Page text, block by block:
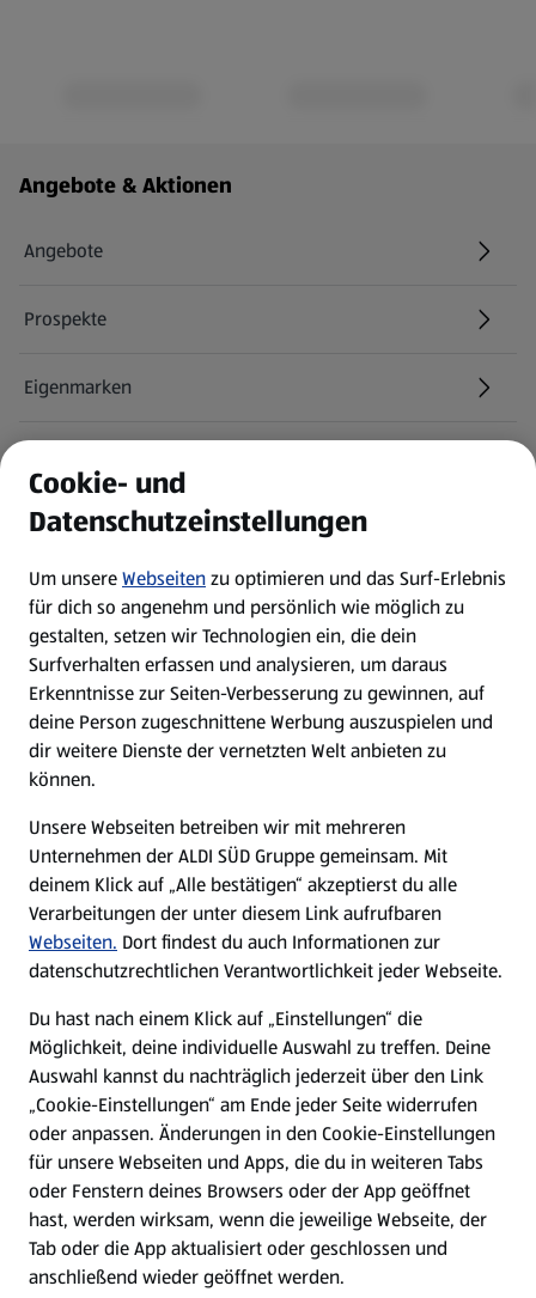
Fußzeilenmenü - weitere Links
Angebote & Aktionen
Angebote
Prospekte
Eigenmarken
Newsletter
WhatsApp
Über ALDI SÜD
Filialen
Nachhaltigkeit
Karriere
Presse
Hilfe & Kontakt
(öffnet in einem neuen Tab)
Unternehmen
Folge uns hier:
Cookie- und
Datenschutzeinstellungen
Um unsereWebseitenzu optimieren und das Surf-Erlebnis
für dich so angenehm und persönlich wie möglich zu
gestalten, setzen wir Technologien ein, die dein
Surfverhalten erfassen und analysieren, um daraus
Erkenntnisse zur Seiten-Verbesserung zu gewinnen, auf
deine Person zugeschnittene Werbung auszuspielen und
dir weitere Dienste der vernetzten Welt anbieten zu
können.
Unsere Webseiten betreiben wir mit mehreren
Unternehmen der ALDI SÜD Gruppe gemeinsam. Mit
deinem Klick auf „Alle bestätigen“ akzeptierst du alle
Verarbeitungen der unter diesem Link aufrufbaren
Webseiten. Dort findest du auch Informationen zur
datenschutzrechtlichen Verantwortlichkeit jeder Webseite.
Du hast nach einem Klick auf „Einstellungen“ die
Möglichkeit, deine individuelle Auswahl zu treffen. Deine
Auswahl kannst du nachträglich jederzeit über den Link
„Cookie-Einstellungen“ am Ende jeder Seite widerrufen
oder anpassen. Änderungen in den Cookie-Einstellungen
für unsere Webseiten und Apps, die du in weiteren Tabs
oder Fenstern deines Browsers oder der App geöffnet
hast, werden wirksam, wenn die jeweilige Webseite, der
Tab oder die App aktualisiert oder geschlossen und
anschließend wieder geöffnet werden.